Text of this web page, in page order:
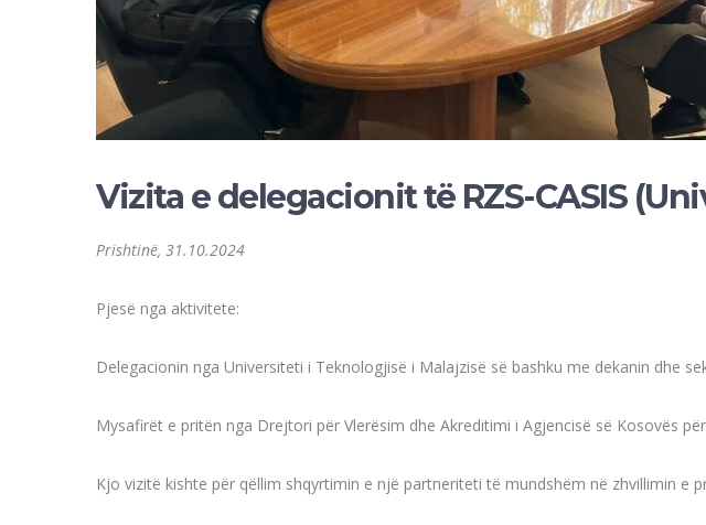
Vizita e delegacionit të RZS-CASIS
Prishtinë, 31.10.2024
Pjesë nga aktivitete:
Delegacionin nga Universiteti i Teknologjisë i Malajzisë së bashku me dekanin dhe
Mysafirët e pritën nga Drejtori për Vlerësim dhe Akreditimi i Agjencisë së Kosovës
Kjo vizitë kishte për qëllim shqyrtimin e një partneriteti të mundshëm në zhvillimin e